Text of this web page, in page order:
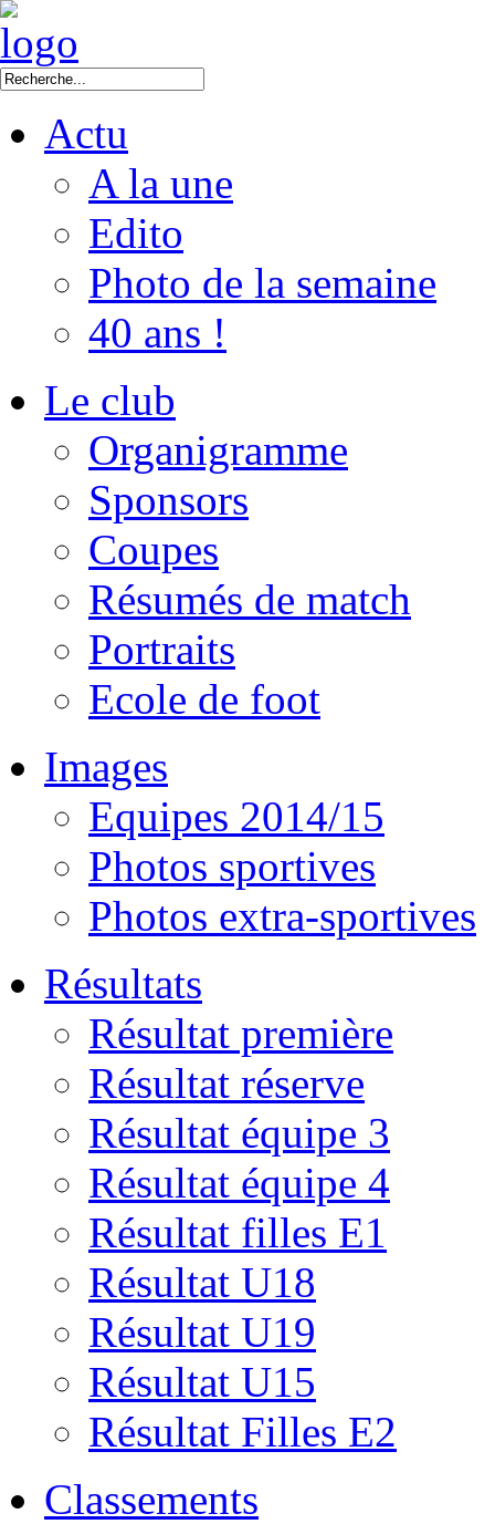
Actu
A la une
Edito
Photo de la semaine
40 ans !
Le club
Organigramme
Sponsors
Coupes
Résumés de match
Portraits
Ecole de foot
Images
Equipes 2014/15
Photos sportives
Photos extra-sportives
Résultats
Résultat première
Résultat réserve
Résultat équipe 3
Résultat équipe 4
Résultat filles E1
Résultat U18
Résultat U19
Résultat U15
Résultat Filles E2
Classements